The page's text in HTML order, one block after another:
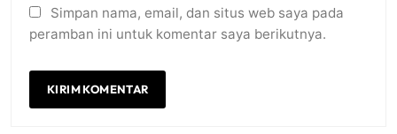
Simpan nama, email, dan situs web saya pada
peramban ini untuk komentar saya berikutnya.